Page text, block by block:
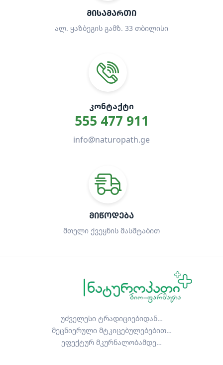
ᲛᲘᲡᲐᲛᲐᲠᲗᲘ
ალ. ყაზბეგის გამზ. 33 თბილისი
ᲙᲝᲜᲢᲐᲥᲢᲘ
555 477 911
info@naturopath.ge
ᲛᲘᲬᲝᲓᲔᲑᲐ
მთელი ქვეყნის მასშტაბით
უძველესი ტრადიციებიდან…
მეცნიერული მტკიცებულებებით…
ეფექტურ მკურნალობამდე…